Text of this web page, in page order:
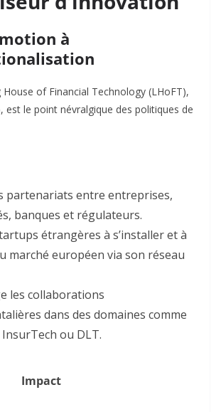
à
of Financial Technology (LHoFT),
est le point névralgique des politiques de
partenariats entre entreprises,
banques et régulateurs.
étrangères à s’installer et à
marché européen via son réseau
les collaborations
dans des domaines comme
InsurTech ou DLT.
Impact